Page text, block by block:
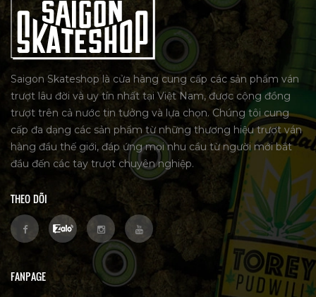
Saigon Skateshop là cửa hàng cung cấp các sản phẩm ván
trượt lâu đời và uy tín nhất tại Việt Nam, được cộng đồng
trượt trên cả nước tin tưởng và lựa chọn. Chúng tôi cung
cấp đa dạng các sản phẩm từ những thương hiệu trượt ván
hàng đầu thế giới, đáp ứng mọi nhu cầu từ người mới bắt
đầu đến các tay trượt chuyên nghiệp.
THEO DÕI
FANPAGE